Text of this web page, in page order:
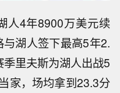
人4年8900万美元续
湖人签下最高5年2.
里夫斯为湖人出战5
家，场均拿到23.3分